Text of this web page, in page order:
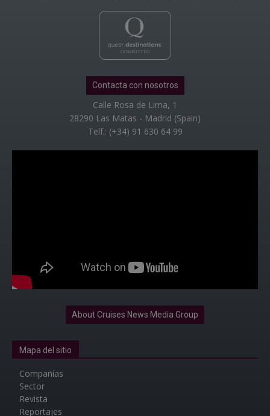
Contacta con nosotros
Calle Rosa de Lima, 1
28290 Las Matas - Madrid (Spain)
Telf.: (+34) 91 630 64 99
About Cruises News Media Group
Mapa del sitio
Compañías
Sector
Revista
Reportajes